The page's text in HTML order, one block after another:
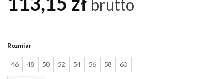
brutto
Rozmiar
46 48 50 52 54 56 58
60